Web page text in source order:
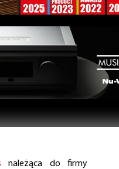
należąca do firmy